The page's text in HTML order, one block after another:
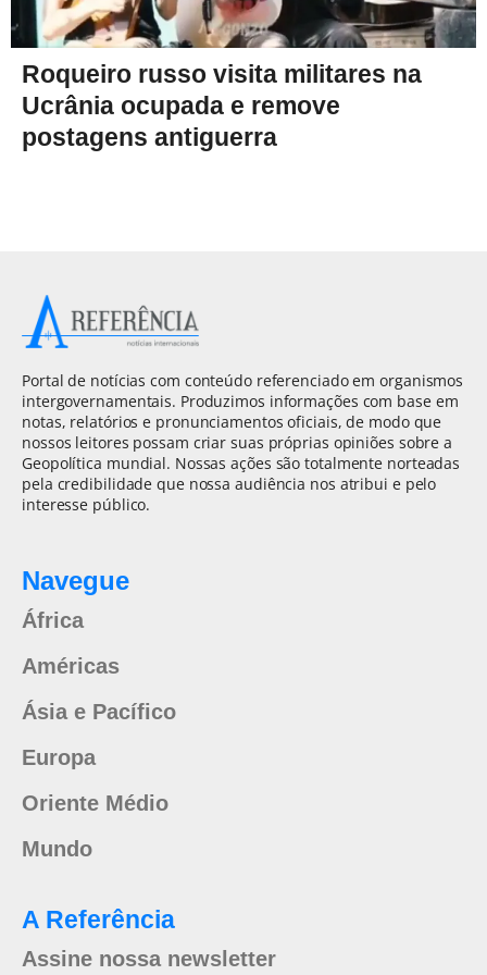
Roqueiro russo visita militares na
Ucrânia ocupada e remove
postagens antiguerra
Portal de notícias com conteúdo referenciado em organismos
intergovernamentais. Produzimos informações com base em
notas, relatórios e pronunciamentos oficiais, de modo que
nossos leitores possam criar suas próprias opiniões sobre a
Geopolítica mundial. Nossas ações são totalmente norteadas
pela credibilidade que nossa audiência nos atribui e pelo
interesse público.
Navegue
África
Américas
Ásia e Pacífico
Europa
Oriente Médio
Mundo
A Referência
Assine nossa newsletter